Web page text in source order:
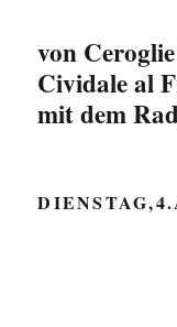
von
Cividale al
mit dem